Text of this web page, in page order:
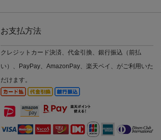
お支払方法
クレジットカード決済、代金引換、銀行振込（前払
い）、PayPay、AmazonPay、楽天ペイ、がご利用いた
だけます。